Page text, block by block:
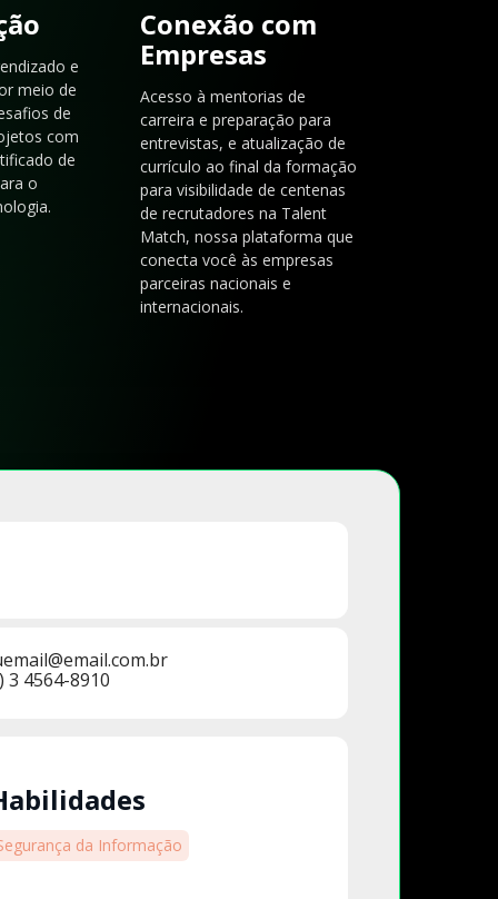
e
meio de
de
com
de
o
Conexão com
Empresas
Acesso à mentorias de
carreira e preparação para
entrevistas, e atualização de
currículo ao final da formação
para visibilidade de centenas
de recrutadores na Talent
Match, nossa plataforma que
conecta você às empresas
parceiras nacionais e
internacionais.
3 4564-8910
da Informação